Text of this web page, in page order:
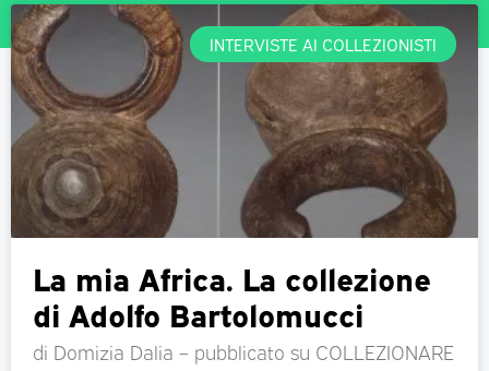
INTERVISTE AI COLLEZIONISTI
La mia Africa. La collezione
di Adolfo Bartolomucci
di Domizia Dalia – pubblicato su COLLEZIONARE